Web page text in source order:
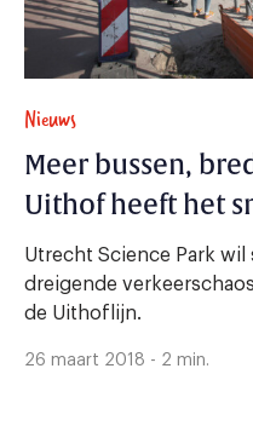
Nieuws
Meer bussen,
Uithof heeft het
Utrecht Science Park
dreigende
de Uithoflijn.
26 maart 2018 - 2 min.